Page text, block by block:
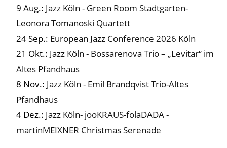
9 Aug.: Jazz Köln - Green Room Stadtgarten-
Leonora Tomanoski Quartett
24 Sep.: European Jazz Conference 2026 Köln
21 Okt.: Jazz Köln - Bossarenova Trio – „Levitar“ im
Altes Pfandhaus
8 Nov.: Jazz Köln - Emil Brandqvist Trio-Altes
Pfandhaus
4 Dez.: Jazz Köln- jooKRAUS-folaDADA -
martinMEIXNER Christmas Serenade